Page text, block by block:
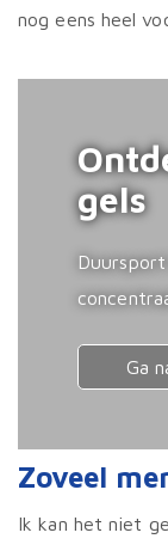
nog eens heel
gels
Ga
Zoveel
Ik kan het niet